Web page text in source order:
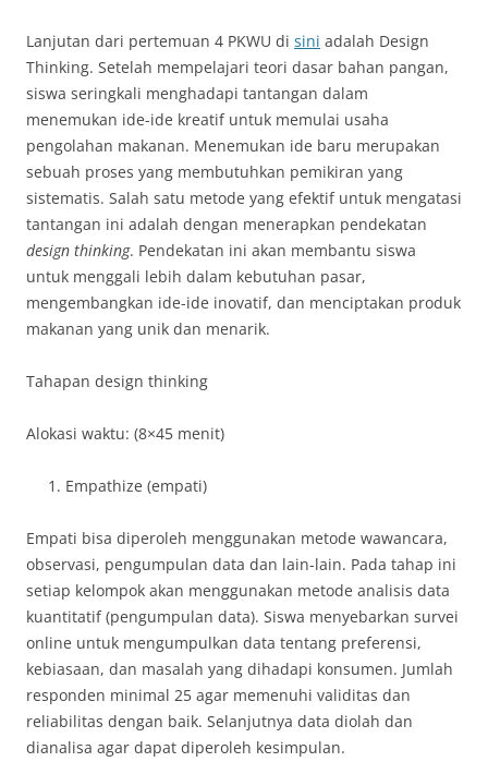
Lanjutan dari pertemuan 4 PKWU di sini adalah Design
Thinking. Setelah mempelajari teori dasar bahan pangan,
siswa seringkali menghadapi tantangan dalam
menemukan ide-ide kreatif untuk memulai usaha
pengolahan makanan. Menemukan ide baru merupakan
sebuah proses yang membutuhkan pemikiran yang
sistematis. Salah satu metode yang efektif untuk mengatasi
tantangan ini adalah dengan menerapkan pendekatan
design thinking. Pendekatan ini akan membantu siswa
untuk menggali lebih dalam kebutuhan pasar,
mengembangkan ide-ide inovatif, dan menciptakan produk
makanan yang unik dan menarik.
Tahapan design thinking
Alokasi waktu: (8×45 menit)
Empathize (empati)
Empati bisa diperoleh menggunakan metode wawancara,
observasi, pengumpulan data dan lain-lain. Pada tahap ini
setiap kelompok akan menggunakan metode analisis data
kuantitatif (pengumpulan data). Siswa menyebarkan survei
online untuk mengumpulkan data tentang preferensi,
kebiasaan, dan masalah yang dihadapi konsumen. Jumlah
responden minimal 25 agar memenuhi validitas dan
reliabilitas dengan baik. Selanjutnya data diolah dan
dianalisa agar dapat diperoleh kesimpulan.